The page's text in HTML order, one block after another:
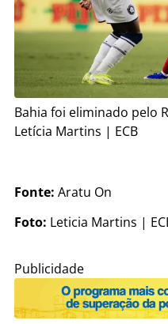
Bahia foi eliminado pelo
Letícia Martins | ECB
Fonte: Aratu On
Foto: Leticia Martins |
Publicidade